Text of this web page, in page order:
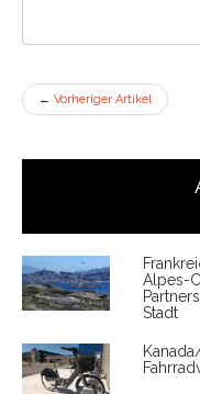
← Vorheriger Artikel
Alpes-
Stadt